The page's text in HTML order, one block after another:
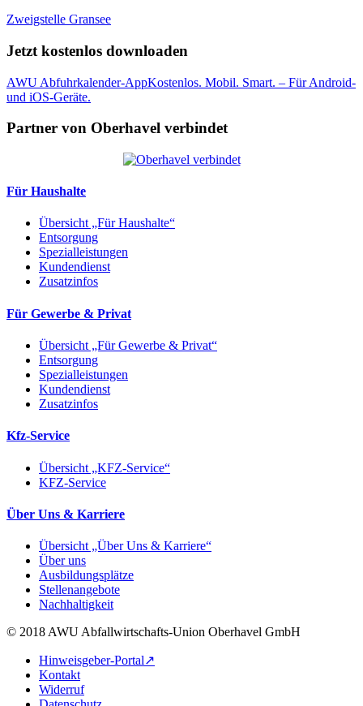
Zweigstelle Gransee
Jetzt kostenlos downloaden
AWU Abfuhrkalender-AppKostenlos. Mobil. Smart. – Für Android-
und iOS-Geräte.
Partner von Oberhavel verbindet
Für Haushalte
Übersicht „Für Haushalte“
Entsorgung
Spezialleistungen
Kundendienst
Zusatzinfos
Für Gewerbe & Privat
Übersicht „Für Gewerbe & Privat“
Entsorgung
Spezialleistungen
Kundendienst
Zusatzinfos
Kfz-Service
Übersicht „KFZ-Service“
KFZ-Service
Über Uns & Karriere
Übersicht „Über Uns & Karriere“
Über uns
Ausbildungsplätze
Stellenangebote
Nachhaltigkeit
© 2018 AWU Abfallwirtschafts-Union Oberhavel GmbH
Hinweisgeber-Portal↗
Kontakt
Widerruf